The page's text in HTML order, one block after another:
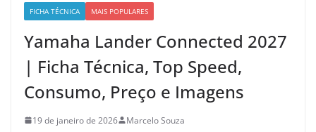
FICHA TÉCNICA MAIS POPULARES
Yamaha Lander Connected 2027
| Ficha Técnica, Top Speed,
Consumo, Preço e Imagens
19 de janeiro de 2026 Marcelo Souza